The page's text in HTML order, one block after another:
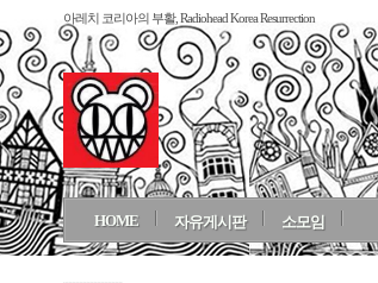
아레치 코리아의 부활, Radiohead Korea Resurrection
HOME 자유게시판 소모임